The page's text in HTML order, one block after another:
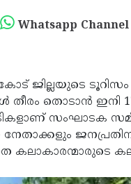
Whatsapp Channel
ജില്ലയുടെ
തീരം തൊടാൻ
സംഘാടക